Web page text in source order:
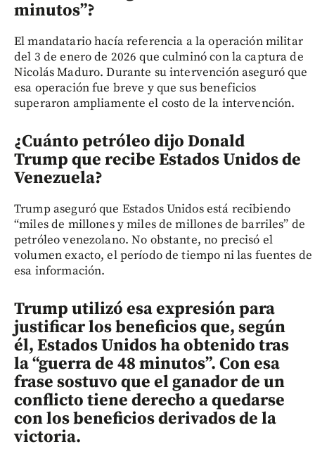
minutos”?
El mandatario hacía referencia a la operación militar
del 3 de enero de 2026 que culminó con la captura de
Nicolás Maduro. Durante su intervención aseguró que
esa operación fue breve y que sus beneficios
superaron ampliamente el costo de la intervención.
¿Cuánto petróleo dijo Donald
Trump que recibe Estados Unidos de
Venezuela?
Trump aseguró que Estados Unidos está recibiendo
“miles de millones y miles de millones de barriles” de
petróleo venezolano. No obstante, no precisó el
volumen exacto, el período de tiempo ni las fuentes de
esa información.
Trump utilizó esa expresión para
justificar los beneficios que, según
él, Estados Unidos ha obtenido tras
la “guerra de 48 minutos”. Con esa
frase sostuvo que el ganador de un
conflicto tiene derecho a quedarse
con los beneficios derivados de la
victoria.